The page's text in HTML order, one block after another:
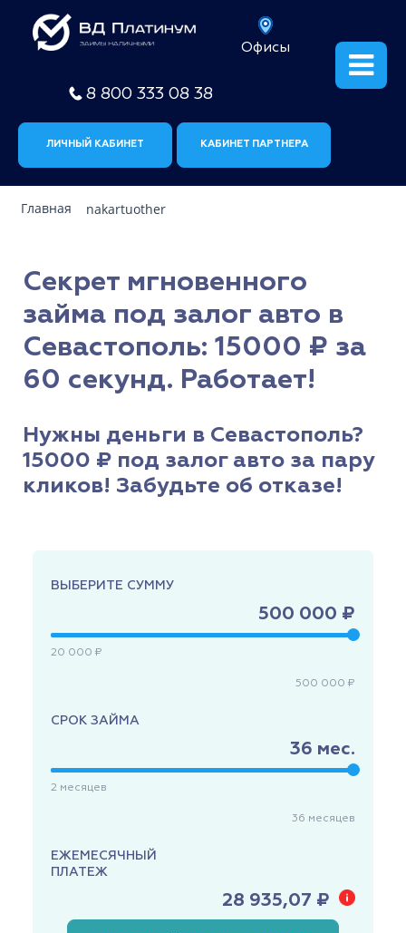
Офисы
8 800 333 08 38
ЛИЧНЫЙ КАБИНЕТ КАБИНЕТ ПАРТНЕРА
Главная nakartuother
Секрет мгновенного
займа под залог авто в
Севастополь: 15000 ₽ за
60 секунд. Работает!
Нужны деньги в Севастополь?
15000 ₽ под залог авто за пару
кликов! Забудьте об отказе!
ВЫБЕРИТЕ СУММУ
500 000 ₽
20 000 ₽
500 000 ₽
СРОК ЗАЙМА
36 мес.
2 месяцев
36 месяцев
ЕЖЕМЕСЯЧНЫЙ
ПЛАТЕЖ
28 935,07 ₽